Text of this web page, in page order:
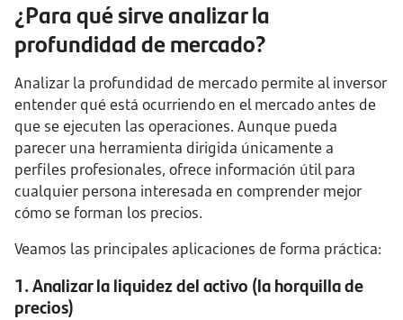
¿Para qué sirve analizar la
profundidad de mercado?
Analizar la profundidad de mercado permite al inversor
entender qué está ocurriendo en el mercado antes de
que se ejecuten las operaciones. Aunque pueda
parecer una herramienta dirigida únicamente a
perfiles profesionales, ofrece información útil para
cualquier persona interesada en comprender mejor
cómo se forman los precios.
Veamos las principales aplicaciones de forma práctica:
1. Analizar la liquidez del activo (la horquilla de
precios)